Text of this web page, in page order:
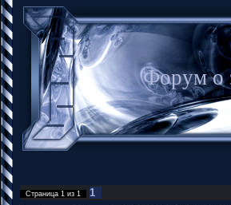
Форум о
Страница 1 из 1 1